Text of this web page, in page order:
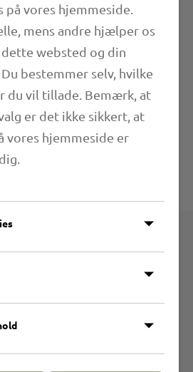
vores hjemmeside.
mens andre hjælper os
websted og din
bestemmer selv, hvilke
du vil tillade. Bemærk, at
er det ikke sikkert, at
vores hjemmeside er